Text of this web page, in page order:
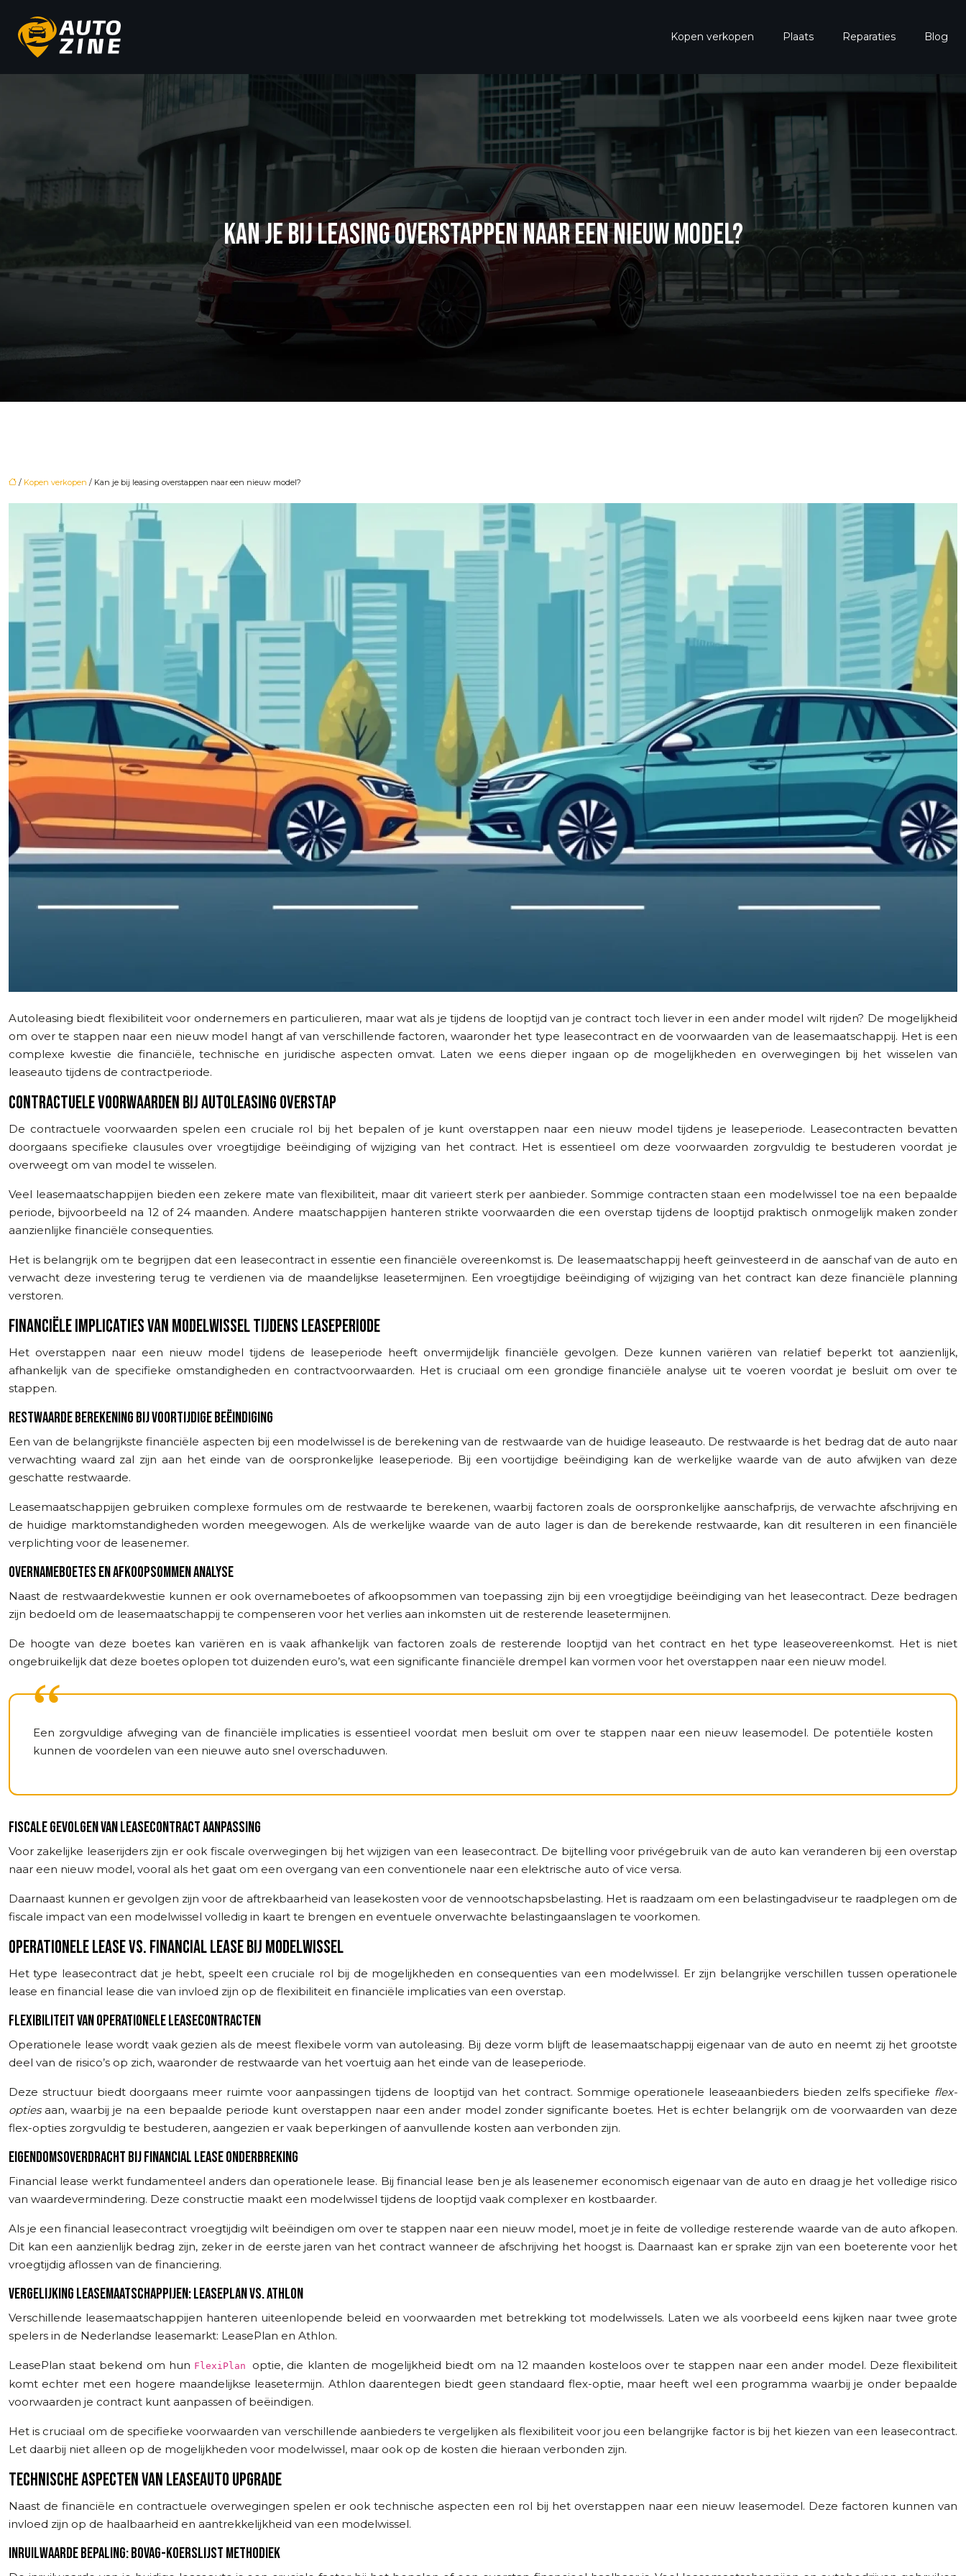
Kopen verkopen Plaats Reparaties Blog
KAN JE BIJ LEASING OVERSTAPPEN NAAR EEN NIEUW MODEL?
/ Kopen verkopen / Kan je bij leasing overstappen naar een nieuw model?
Autoleasing biedt flexibiliteit voor ondernemers en particulieren, maar wat als je tijdens de looptijd van je contract toch liever in een ander model wilt rijden? De mogelijkheid
om over te stappen naar een nieuw model hangt af van verschillende factoren, waaronder het type leasecontract en de voorwaarden van de leasemaatschappij. Het is een
complexe kwestie die financiële, technische en juridische aspecten omvat. Laten we eens dieper ingaan op de mogelijkheden en overwegingen bij het wisselen van
leaseauto tijdens de contractperiode.
CONTRACTUELE VOORWAARDEN BIJ AUTOLEASING OVERSTAP
De contractuele voorwaarden spelen een cruciale rol bij het bepalen of je kunt overstappen naar een nieuw model tijdens je leaseperiode. Leasecontracten bevatten
doorgaans specifieke clausules over vroegtijdige beëindiging of wijziging van het contract. Het is essentieel om deze voorwaarden zorgvuldig te bestuderen voordat je
overweegt om van model te wisselen.
Veel leasemaatschappijen bieden een zekere mate van flexibiliteit, maar dit varieert sterk per aanbieder. Sommige contracten staan een modelwissel toe na een bepaalde
periode, bijvoorbeeld na 12 of 24 maanden. Andere maatschappijen hanteren strikte voorwaarden die een overstap tijdens de looptijd praktisch onmogelijk maken zonder
aanzienlijke financiële consequenties.
Het is belangrijk om te begrijpen dat een leasecontract in essentie een financiële overeenkomst is. De leasemaatschappij heeft geïnvesteerd in de aanschaf van de auto en
verwacht deze investering terug te verdienen via de maandelijkse leasetermijnen. Een vroegtijdige beëindiging of wijziging van het contract kan deze financiële planning
verstoren.
FINANCIËLE IMPLICATIES VAN MODELWISSEL TIJDENS LEASEPERIODE
Het overstappen naar een nieuw model tijdens de leaseperiode heeft onvermijdelijk financiële gevolgen. Deze kunnen variëren van relatief beperkt tot aanzienlijk,
afhankelijk van de specifieke omstandigheden en contractvoorwaarden. Het is cruciaal om een grondige financiële analyse uit te voeren voordat je besluit om over te
stappen.
RESTWAARDE BEREKENING BIJ VOORTIJDIGE BEËINDIGING
Een van de belangrijkste financiële aspecten bij een modelwissel is de berekening van de restwaarde van de huidige leaseauto. De restwaarde is het bedrag dat de auto naar
verwachting waard zal zijn aan het einde van de oorspronkelijke leaseperiode. Bij een voortijdige beëindiging kan de werkelijke waarde van de auto afwijken van deze
geschatte restwaarde.
Leasemaatschappijen gebruiken complexe formules om de restwaarde te berekenen, waarbij factoren zoals de oorspronkelijke aanschafprijs, de verwachte afschrijving en
de huidige marktomstandigheden worden meegewogen. Als de werkelijke waarde van de auto lager is dan de berekende restwaarde, kan dit resulteren in een financiële
verplichting voor de leasenemer.
OVERNAMEBOETES EN AFKOOPSOMMEN ANALYSE
Naast de restwaardekwestie kunnen er ook overnameboetes of afkoopsommen van toepassing zijn bij een vroegtijdige beëindiging van het leasecontract. Deze bedragen
zijn bedoeld om de leasemaatschappij te compenseren voor het verlies aan inkomsten uit de resterende leasetermijnen.
De hoogte van deze boetes kan variëren en is vaak afhankelijk van factoren zoals de resterende looptijd van het contract en het type leaseovereenkomst. Het is niet
ongebruikelijk dat deze boetes oplopen tot duizenden euro’s, wat een significante financiële drempel kan vormen voor het overstappen naar een nieuw model.
Een zorgvuldige afweging van de financiële implicaties is essentieel voordat men besluit om over te stappen naar een nieuw leasemodel. De potentiële kosten
kunnen de voordelen van een nieuwe auto snel overschaduwen.
FISCALE GEVOLGEN VAN LEASECONTRACT AANPASSING
Voor zakelijke leaserijders zijn er ook fiscale overwegingen bij het wijzigen van een leasecontract. De bijtelling voor privégebruik van de auto kan veranderen bij een overstap
naar een nieuw model, vooral als het gaat om een overgang van een conventionele naar een elektrische auto of vice versa.
Daarnaast kunnen er gevolgen zijn voor de aftrekbaarheid van leasekosten voor de vennootschapsbelasting. Het is raadzaam om een belastingadviseur te raadplegen om de
fiscale impact van een modelwissel volledig in kaart te brengen en eventuele onverwachte belastingaanslagen te voorkomen.
OPERATIONELE LEASE VS. FINANCIAL LEASE BIJ MODELWISSEL
Het type leasecontract dat je hebt, speelt een cruciale rol bij de mogelijkheden en consequenties van een modelwissel. Er zijn belangrijke verschillen tussen operationele
lease en financial lease die van invloed zijn op de flexibiliteit en financiële implicaties van een overstap.
FLEXIBILITEIT VAN OPERATIONELE LEASECONTRACTEN
Operationele lease wordt vaak gezien als de meest flexibele vorm van autoleasing. Bij deze vorm blijft de leasemaatschappij eigenaar van de auto en neemt zij het grootste
deel van de risico’s op zich, waaronder de restwaarde van het voertuig aan het einde van de leaseperiode.
Deze structuur biedt doorgaans meer ruimte voor aanpassingen tijdens de looptijd van het contract. Sommige operationele leaseaanbieders bieden zelfs specifieke flex-
opties aan, waarbij je na een bepaalde periode kunt overstappen naar een ander model zonder significante boetes. Het is echter belangrijk om de voorwaarden van deze
flex-opties zorgvuldig te bestuderen, aangezien er vaak beperkingen of aanvullende kosten aan verbonden zijn.
EIGENDOMSOVERDRACHT BIJ FINANCIAL LEASE ONDERBREKING
Financial lease werkt fundamenteel anders dan operationele lease. Bij financial lease ben je als leasenemer economisch eigenaar van de auto en draag je het volledige risico
van waardevermindering. Deze constructie maakt een modelwissel tijdens de looptijd vaak complexer en kostbaarder.
Als je een financial leasecontract vroegtijdig wilt beëindigen om over te stappen naar een nieuw model, moet je in feite de volledige resterende waarde van de auto afkopen.
Dit kan een aanzienlijk bedrag zijn, zeker in de eerste jaren van het contract wanneer de afschrijving het hoogst is. Daarnaast kan er sprake zijn van een boeterente voor het
vroegtijdig aflossen van de financiering.
VERGELIJKING LEASEMAATSCHAPPIJEN: LEASEPLAN VS. ATHLON
Verschillende leasemaatschappijen hanteren uiteenlopende beleid en voorwaarden met betrekking tot modelwissels. Laten we als voorbeeld eens kijken naar twee grote
spelers in de Nederlandse leasemarkt: LeasePlan en Athlon.
LeasePlan staat bekend om hun FlexiPlan optie, die klanten de mogelijkheid biedt om na 12 maanden kosteloos over te stappen naar een ander model. Deze flexibiliteit
komt echter met een hogere maandelijkse leasetermijn. Athlon daarentegen biedt geen standaard flex-optie, maar heeft wel een programma waarbij je onder bepaalde
voorwaarden je contract kunt aanpassen of beëindigen.
Het is cruciaal om de specifieke voorwaarden van verschillende aanbieders te vergelijken als flexibiliteit voor jou een belangrijke factor is bij het kiezen van een leasecontract.
Let daarbij niet alleen op de mogelijkheden voor modelwissel, maar ook op de kosten die hieraan verbonden zijn.
TECHNISCHE ASPECTEN VAN LEASEAUTO UPGRADE
Naast de financiële en contractuele overwegingen spelen er ook technische aspecten een rol bij het overstappen naar een nieuw leasemodel. Deze factoren kunnen van
invloed zijn op de haalbaarheid en aantrekkelijkheid van een modelwissel.
INRUILWAARDE BEPALING: BOVAG-KOERSLIJST METHODIEK